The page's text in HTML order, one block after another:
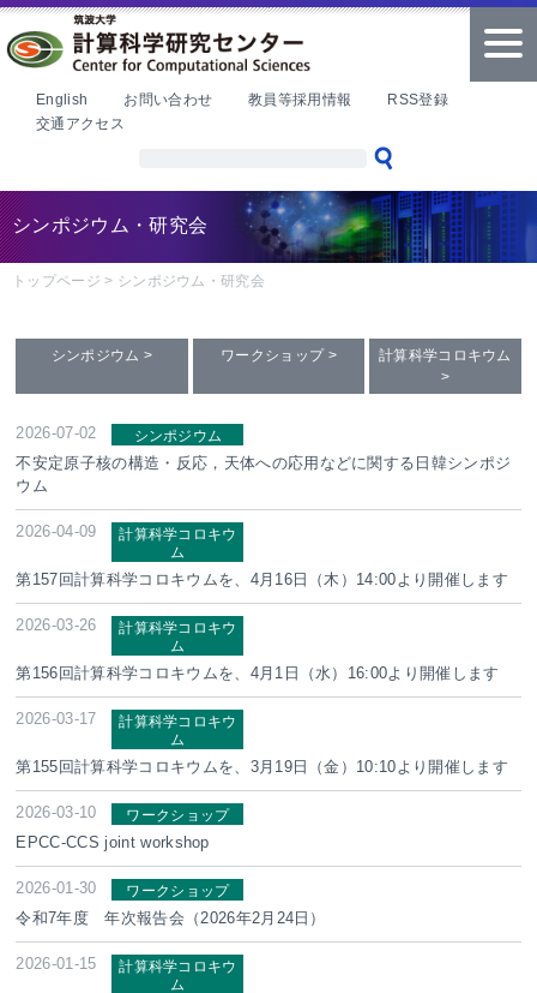
本文へ
English お問い合わせ 教員等採用情報
RSS登録
交通アクセス
シンポジウム・研究会
トップページ > シンポジウム・研究会
シンポジウム ワークショップ 計算科学コロキウム
2026-07-02 シンポジウム
不安定原子核の構造・反応，天体への応用などに関する日韓シンポジ
ウム
2026-04-09
計算科学コロキウ
ム
第157回計算科学コロキウムを、4月16日（木）14:00より開催します
2026-03-26
計算科学コロキウ
ム
第156回計算科学コロキウムを、4月1日（水）16:00より開催します
2026-03-17
計算科学コロキウ
ム
第155回計算科学コロキウムを、3月19日（金）10:10より開催します
2026-03-10 ワークショップ
EPCC-CCS joint workshop
2026-01-30 ワークショップ
令和7年度 年次報告会（2026年2月24日）
2026-01-15
計算科学コロキウ
ム